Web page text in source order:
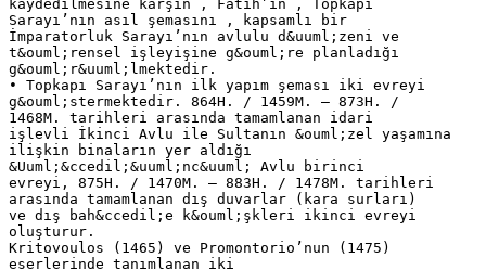
kaydedilmesine karşın , Fatih’in , Topkapı
Sarayı’nın asıl şemasını , kapsamlı bir
İmparatorluk Sarayı’nın avlulu d&uuml;zeni ve
t&ouml;rensel işleyişine g&ouml;re planladığı
g&ouml;r&uuml;lmektedir.
• Topkapı Sarayı’nın ilk yapım şeması iki evreyi
g&ouml;stermektedir. 864H. / 1459M. – 873H. /
1468M. tarihleri arasında tamamlanan idari
işlevli İkinci Avlu ile Sultanın &ouml;zel yaşamına
ilişkin binaların yer aldığı
&Uuml;&ccedil;&uuml;nc&uuml; Avlu birinci
evreyi, 875H. / 1470M. – 883H. / 1478M. tarihleri
arasında tamamlanan dış duvarlar (kara surları)
ve dış bah&ccedil;e k&ouml;şkleri ikinci evreyi
oluşturur.
Kritovoulos (1465) ve Promontorio’nun (1475)
eserlerinde tanımlanan iki